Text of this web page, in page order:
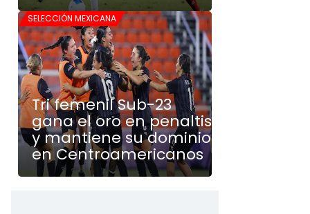
SELECCIÓN MEXICANA
Tri femenil Sub-23
gana el oro en penaltis
y mantiene su dominio
en Centroamericanos